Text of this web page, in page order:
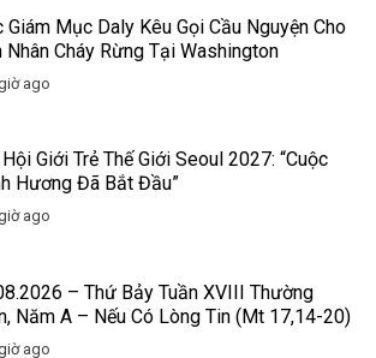
Mục Daly Kêu Gọi Cầu Nguyện Cho
Nhân Cháy Rừng Tại Washington
ago
Giới Trẻ Thế Giới Seoul 2027: “Cuộc
Hương Đã Bắt Đầu”
ago
– Thứ Bảy Tuần XVIII Thường
Năm A – Nếu Có Lòng Tin (Mt 17,14-20)
ago